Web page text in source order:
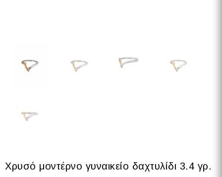
Χρυσό μοντέρνο γυναικείο δαχτυλίδι 3.4 γρ.